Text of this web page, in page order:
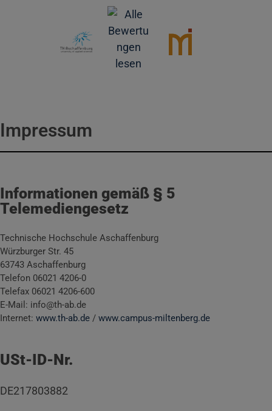
Impressum
Informationen gemäß § 5
Telemediengesetz
Technische Hochschule Aschaffenburg
Würzburger Str. 45
63743 Aschaffenburg
Telefon 06021 4206-0
Telefax 06021 4206-600
E-Mail: info@th-ab.de
Internet: www.th-ab.de / www.campus-miltenberg.de
USt-ID-Nr.
DE217803882